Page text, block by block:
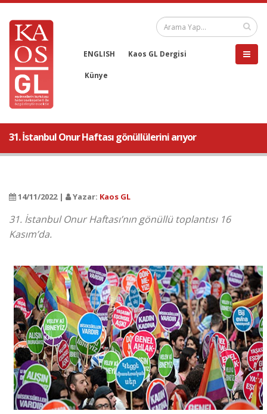
ENGLISH Kaos GL Dergisi
Künye
31. İstanbul Onur Haftası gönüllülerini arıyor
14/11/2022 | Yazar: Kaos GL
31. İstanbul Onur Haftası’nın gönüllü toplantısı 16
Kasım’da.